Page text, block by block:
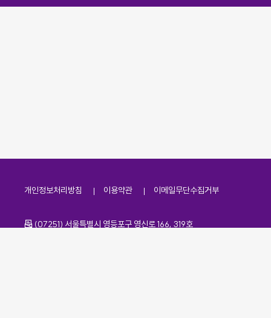
개인정보처리방침 이용약관 이메일무단수집거부
주소
(07251) 서울특별시 영등포구 영신로 166, 319호